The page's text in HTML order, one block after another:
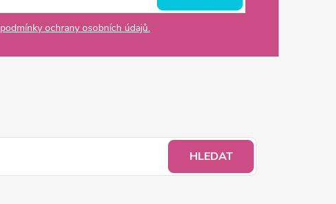
podmínky ochrany osobních údajů.
HLEDAT